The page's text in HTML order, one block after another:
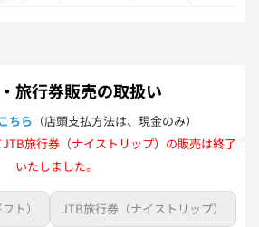
旅行券販売の取扱い
こちら （店頭支払方法は、現金のみ）
旅行券（ナイストリップ）の販売は終了
いたしました。
ト） JTB旅行券（ナイストリップ）